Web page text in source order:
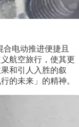
合电动推进便捷且
航空旅行，使其更
和引人入胜的叙
的未来」的精神。